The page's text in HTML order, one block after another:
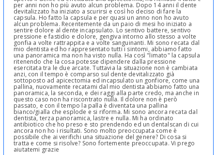
per anni non ho più avuto alcun problema. Dopo 14 anni il dente
devitalizzato ha iniziato a scurirsi e così ho deciso di fare la
capsula. Ho fatto la capsula e per quasi un anno non ho avuto
alcun problema. Recentemente da un paio di mesi ho iniziato a
sentire dolore al dente incapsulato. Lo sentivo battere, sentivo
pressione e fastidio e dolore, gengiva intorno allo stesso a volte
gonfia a volte rattrappita e a volte sanguinanti. Mi sono recata dal
mio dentista ed ho rappresentato tutti i sintomi, abbiamo fatto
una panoramica ma non ha visto nulla. Ha così "limato" la capsula
ritenendo che la cosa potesse dipendere dalla pressione
esercitata tra le due arcate. Tuttavia la situazione non è cambiata
anzi, con il tempo è comparso sul dente devitalizzato già
sottoposto ad apicectomia ed incapsulato un gonfiore, come una
pallina, nuovamente recatami dal mio dentista abbiamo fatto una
panoramica, la seconda, e dei raggi alla parte credo, ma anche in
questo caso non ha riscontrato nulla. Il dolore non è però
passato, e con il tempo la palla è diventata una pallina
bianco/gialla che esplode e si riforma. Mi sono ancora recata dal
dentista, terza panoramica, lastre e nulla. Mi ha ordinato
antibiotico che ho preso e sto prendendo ed un dentalscan di cui
ancora non ho i risultati. Sono molto preoccupata come è
possibile che ai verifichi una situazione del genere? Di cosa si
tratta e come si risolve? Sono fortemente preoccupata. Vi prego
aiutatemi grazie